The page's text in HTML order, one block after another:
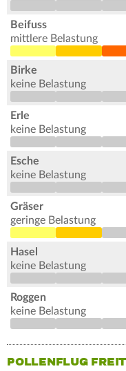
Beifuss
mittlere Belastung
Birke
keine Belastung
Erle
keine Belastung
Esche
keine Belastung
Gräser
geringe Belastung
Hasel
keine Belastung
Roggen
keine Belastung
POLLENFLUG